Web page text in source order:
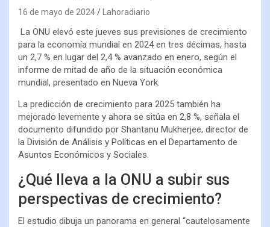
16 de mayo de 2024 Lahoradiario
La ONU elevó este jueves sus previsiones de crecimiento
para la economía mundial en 2024 en tres décimas, hasta
un 2,7 % en lugar del 2,4 % avanzado en enero, según el
informe de mitad de año de la situación económica
mundial, presentado en Nueva York.
La predicción de crecimiento para 2025 también ha
mejorado levemente y ahora se sitúa en 2,8 %, señala el
documento difundido por Shantanu Mukherjee, director de
la División de Análisis y Políticas en el Departamento de
Asuntos Económicos y Sociales.
¿Qué lleva a la ONU a subir sus
perspectivas de crecimiento?
El estudio dibuja un panorama en general “cautelosamente